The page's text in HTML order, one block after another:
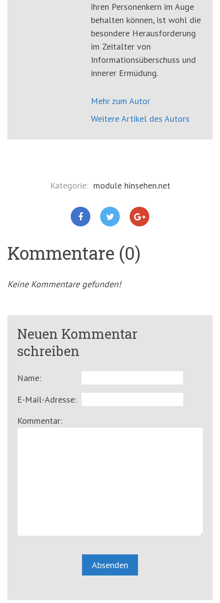
ihren Personenkern im Auge
behalten können, ist wohl die
besondere Herausforderung
im Zeitalter von
Informationsüberschuss und
innerer Ermüdung.
Mehr zum Autor
Weitere Artikel des Autors
Kategorie: module hinsehen.net
Kommentare (0)
Keine Kommentare gefunden!
Neuen Kommentar
schreiben
Name:
E-Mail-Adresse:
Kommentar: